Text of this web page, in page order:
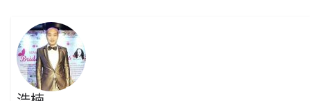
o
k
o